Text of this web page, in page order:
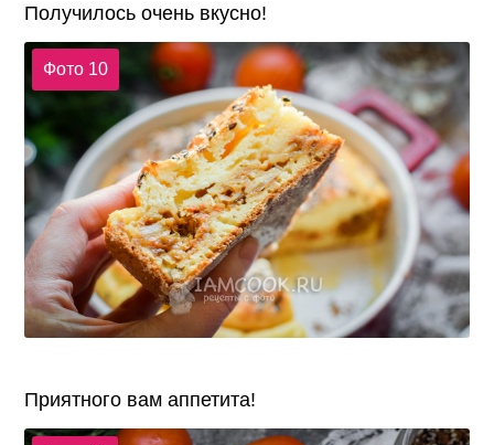
Получилось очень вкусно!
Фото 10
Приятного вам аппетита!